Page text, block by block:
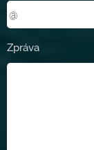
Zpráva